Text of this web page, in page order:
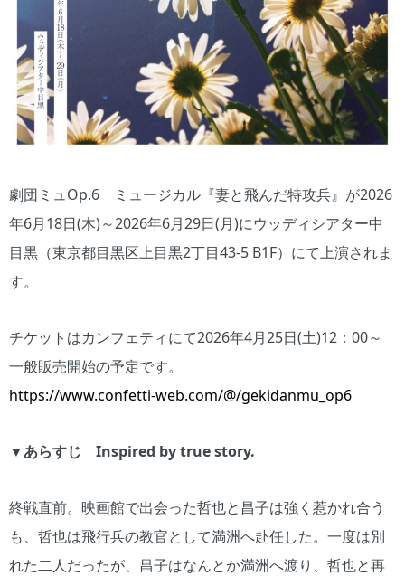
劇団ミュOp.6 ミュージカル『妻と飛んだ特攻兵』が2026
年6月18日(木)～2026年6月29日(月)にウッディシアター中
目黒（東京都目黒区上目黒2丁目43-5 B1F）にて上演されま
す。
チケットはカンフェティにて2026年4月25日(土)12：00～
一般販売開始の予定です。
https://www.confetti-web.com/@/gekidanmu_op6
▼あらすじ Inspired by true story.
終戦直前。映画館で出会った哲也と昌子は強く惹かれ合う
も、哲也は飛行兵の教官として満洲へ赴任した。一度は別
れた二人だったが、昌子はなんとか満洲へ渡り、哲也と再